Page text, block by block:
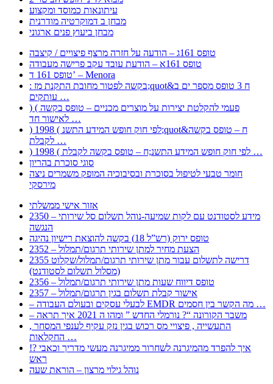
עיתונאות כמוסד ומקצוע
מבחן ב דמוקרטיה מודרנית
מבחן ביעוץ פנים ארגוני
טופס 161ג – הודעה על חזרה מרצף פיצויים / קיצבה
טופס 161א – הודעת עובד עקב פרישה מעבודה
טופס 161 ד’ – Menora
: בקשה לפטור מחובת התקנת מז;quot&ח 3 טופס מספר ים ב
עותקים …
) ( פעמי להקלטת יצירות על מוצרים מכניים – טופס בקשה
לאישור חד …
) 1998 ( לפי חוק חופש המידע התשנ;quot&ח – טופס בקשה
לקבלת …
) 1998 ( לפי חוק חופש המידע התשנ;ח – טופס בקשה לקבלת …
סוגי סוכרת בהריון
חומר טבעי לטיפול בסוכרת ובסיבוכיה המופק משמרים ניצה
מירסקי
אזור אישי ממשלתי
2350 – מידע לסטודנט עם לקות שמיעה-נוהל תשלום סל שירותי
הנגשה
טופס ירוק (רש”ל 18) בקשה להוצאת רישיון נהיגה
2352 – הצעת מחיר למתן שירותי תרגום/תמלול
2355 דרישה לתשלום עבור מתן שירותי תרגום/תמלול/שקלוט
(מסלול תשלום לסטודנט)
2356 – טופס דיווח שעות מתן שירותי תרגום/תמלול
2357 – אישור קבלת תשלום בגין תרגום/תמלול
– לבעלי עסקים ובעולם העבודה EMDR מה הקשר בין חסמים …
– משבר הקורונה “? נורמלי החדש ” ומהו ה 2021 איך תראה
, התעשייה , פיצויי מס רכוש בגין נזק עקיף לענפי המסחר
החקלאות …
!? איך להפרד מהמיגרנה לשחרור ממיגרנה מעשי מדריך וכאבי
ראש
נוהל גילוי מרצון – הוראת שעה